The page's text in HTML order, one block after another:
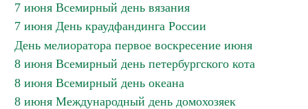
7 июня Всемирный день вязания
7 июня День краудфандинга России
День мелиоратора первое воскресение июня
8 июня Всемирный день петербургского кота
8 июня Всемирный день океана
8 июня Международный день домохозяек